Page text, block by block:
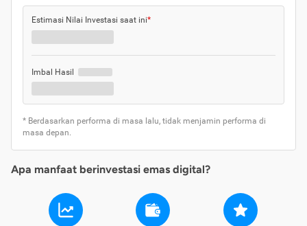
Estimasi Nilai Investasi saat ini*
Imbal Hasil
* Berdasarkan performa di masa lalu, tidak menjamin performa di
masa depan.
Apa manfaat berinvestasi emas digital?